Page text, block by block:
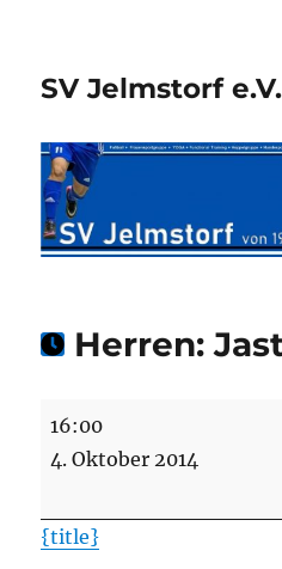
SV Jelmstorf e.V.
Herren:
Herren:
Jastorf
SVJ
16:00
4. Oktober 2014
{title}